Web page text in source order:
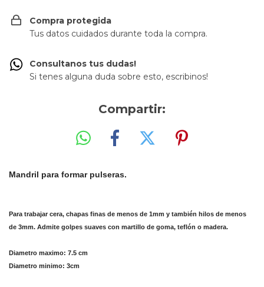
Compra protegida
Tus datos cuidados durante toda la compra.
Consultanos tus dudas!
Si tenes alguna duda sobre esto, escribinos!
Compartir:
Mandril para formar pulseras.
Para trabajar cera, chapas finas de menos de 1mm y también hilos de menos
de 3mm. Admite golpes suaves con martillo de goma, teflón o madera.
Diametro maximo: 7.5 cm
Diametro minimo: 3cm